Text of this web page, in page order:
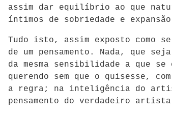
assim dar equilíbrio ao que
íntimos de sobriedade e
Tudo isto, assim exposto como
de um pensamento. Nada, que
da mesma sensibilidade a que
querendo sem que o quisesse,
a regra; na inteligência do
pensamento do verdadeiro